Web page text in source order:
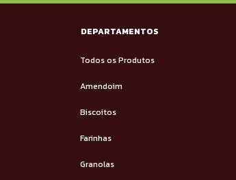
DEPARTAMENTOS
Todos os Produtos
Amendoim
Biscoitos
Farinhas
Granolas